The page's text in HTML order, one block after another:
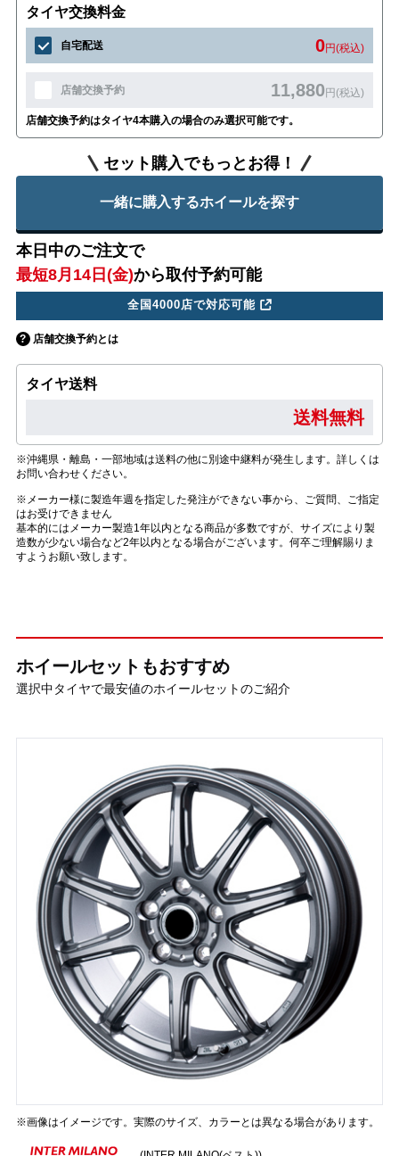
タイヤ交換料金
自宅配送 0円(税込)
店舗交換予約 11,880円(税込)
店舗交換予約はタイヤ4本購入の場合のみ選択可能です。
セット購入でもっとお得！
一緒に購入するホイールを探す
本日中のご注文で
最短8月14日(金)から取付予約可能
全国4000店で対応可能
店舗交換予約とは
タイヤ送料
送料無料
※沖縄県・離島・一部地域は送料の他に別途中継料が発生します。詳しくは
お問い合わせください。
※メーカー様に製造年週を指定した発注ができない事から、ご質問、ご指定
はお受けできません
基本的にはメーカー製造1年以内となる商品が多数ですが、サイズにより製
造数が少ない場合など2年以内となる場合がございます。何卒ご理解賜りま
すようお願い致します。
ホイールセットもおすすめ
選択中タイヤで最安値のホイールセットのご紹介
※画像はイメージです。実際のサイズ、カラーとは異なる場合があります。